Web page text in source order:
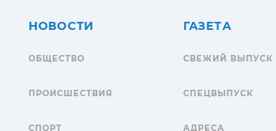
НОВОСТИ
ОБЩЕСТВО
ПРОИСШЕСТВИЯ
СПОРТ
ГАЗЕТА
СВЕЖИЙ ВЫПУСК
СПЕЦВЫПУСК
АДРЕСА